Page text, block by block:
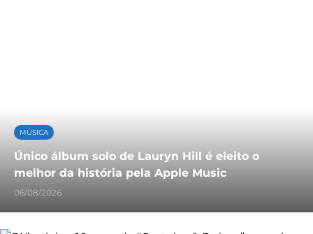
MÚSICA
Único álbum solo de Lauryn Hill é eleito o
melhor da história pela Apple Music
06/08/2026